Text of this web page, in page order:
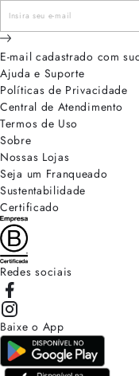
E-mail cadastrado com
Ajuda e Suporte
Políticas de Privacidade
Central de Atendimento
Termos de Uso
Sobre
Nossas Lojas
Seja um Franqueado
Sustentabilidade
Certificado
Redes sociais
Baixe o App